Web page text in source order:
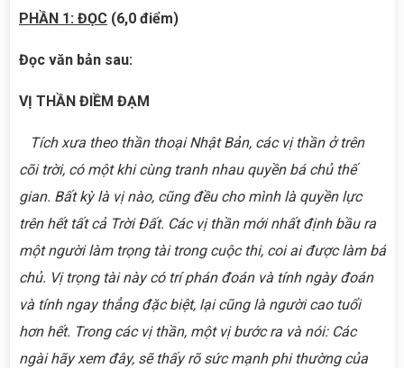
PHẦN 1: ĐỌC (6,0 điểm)
Đọc văn bản sau:
VỊ THẦN ĐIỀM ĐẠM
Tích xưa theo thần thoại Nhật Bản, các vị thần ở trên
cõi trời, có một khi cùng tranh nhau quyền bá chủ thế
gian. Bất kỳ là vị nào, cũng đều cho mình là quyền lực
trên hết tất cả Trời Đất. Các vị thần mới nhất định bầu ra
một người làm trọng tài trong cuộc thi, coi ai được làm bá
chủ. Vị trọng tài này có trí phán đoán và tính ngày đoán
và tính ngay thẳng đặc biệt, lại cũng là người cao tuổi
hơn hết. Trong các vị thần, một vị bước ra và nói: Các
ngài hãy xem đây, sẽ thấy rõ sức mạnh phi thường của